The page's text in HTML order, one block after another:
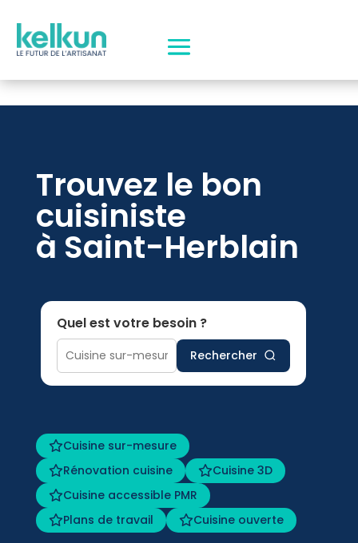
Trouvez le bon
cuisiniste
à Saint-Herblain
Quel est votre besoin ?
Rechercher
Cuisine sur-mesure
Rénovation cuisine
Cuisine 3D
Cuisine accessible PMR
Plans de travail
Cuisine ouverte